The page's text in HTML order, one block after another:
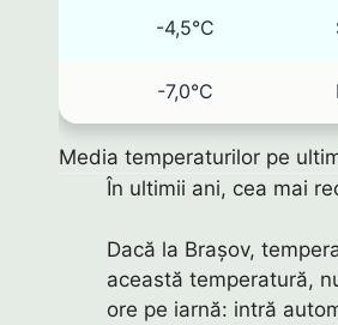
-4,5°C
-7,0°C
Media temperaturilor pe
În ultimii ani, cea mai
Dacă la Brașov,
această temperatură,
ore pe iarnă: intră